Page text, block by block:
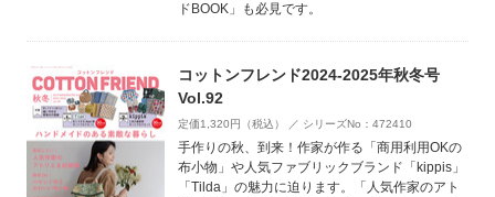
ドBOOK」も必見です。
コットンフレンド2024-2025年秋冬号
Vol.92
定価1,320円（税込） ／ シリーズNo：472410
手作りの秋、到来！作家が作る「商用利用OKの
布小物」や人気ファブリックブランド「kippis」
「Tilda」の魅力に迫ります。「人気作家のアト